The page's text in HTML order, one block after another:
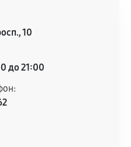
деталей
не несет.
10
до 21:00